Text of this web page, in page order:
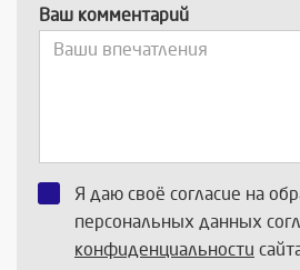
Ваш комментарий
Я даю своё согласие на
персональных данных
конфиденциальности